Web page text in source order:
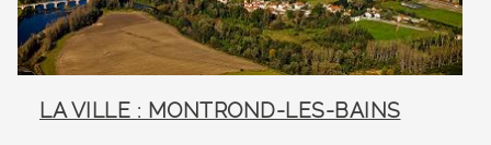
LA VILLE : MONTROND-LES-BAINS